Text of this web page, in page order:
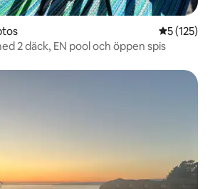
5 av 5 i
5 (125)
2 däck, EN pool och öppen spis